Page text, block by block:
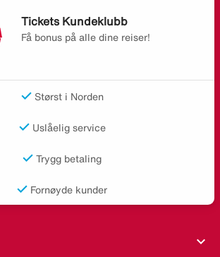
Tickets Kundeklubb
Få bonus på alle dine reiser!
Størst i Norden
Uslåelig service
Trygg betaling
Fornøyde kunder
expand_more